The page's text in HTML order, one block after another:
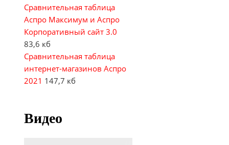
Сравнительная таблица
Аспро Максимум и Аспро
Корпоративный сайт 3.0
83,6 кб
Сравнительная таблица
интернет-магазинов Аспро
2021 147,7 кб
Видео